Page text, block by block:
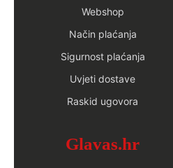
Webshop
Način plaćanja
Sigurnost plaćanja
Uvjeti dostave
Raskid ugovora
Glavas.hr